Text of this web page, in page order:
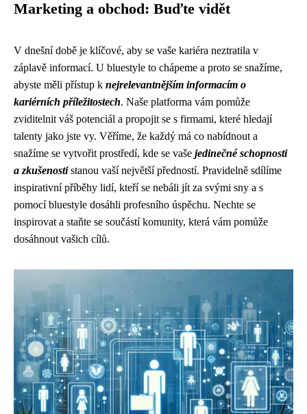
Marketing a obchod: Buďte vidět
V dnešní době je klíčové, aby se vaše kariéra neztratila v
záplavě informací. U bluestyle to chápeme a proto se snažíme,
abyste měli přístup k nejrelevantnějším informacím o
kariérních příležitostech. Naše platforma vám pomůže
zviditelnit váš potenciál a propojit se s firmami, které hledají
talenty jako jste vy. Věříme, že každý má co nabídnout a
snažíme se vytvořit prostředí, kde se vaše jedinečné schopnosti
a zkušenostistanou vaší největší předností. Pravidelně sdílíme
inspirativní příběhy lidí, kteří se nebáli jít za svými sny a s
pomocí bluestyle dosáhli profesního úspěchu. Nechte se
inspirovat a staňte se součástí komunity, která vám pomůže
dosáhnout vašich cílů.